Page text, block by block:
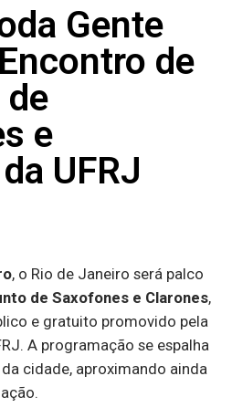
Gente
de
e
UFRJ
, o Rio de Janeiro será palco
de Saxofones e Clarones,
e gratuito promovido pela
A programação se espalha
cidade, aproximando ainda